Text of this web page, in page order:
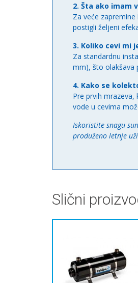
2. Šta ako imam
Za veće
postigli željeni
3. Koliko cevi mi
Za standardnu
mm), što olakšava
4. Kako se
Pre prvih
vode u cevima
Iskoristite snagu
produženo letnje
Slični